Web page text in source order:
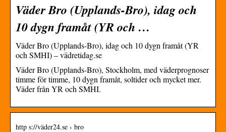
Väder Bro (Upplands-Bro), idag och
10 dygn framåt (YR och …
Väder Bro (Upplands-Bro), idag och 10 dygn framåt (YR
och SMHI) – vädretidag.se
Väder Bro (Upplands-Bro), Stockholm, med väderprognoser
timme för timme, 10 dygn framåt, soltider och mycket mer.
Väder från YR och SMHI.
http s://väder24.se › bro